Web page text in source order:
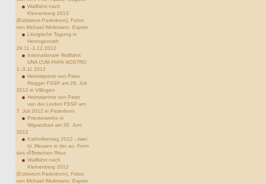
Wallfahrt nach
Kleinenberg 2013
(Erzbistum Paderborn), Fotos
von Michael Weikmann, Espeln
Liturgische Tagung in
Herzogenrath
28.11.-1.12.2012
Internationale Wallfahrt
UNA CUM PAPA NOSTRO
1.-3.11.2012
Heimatprimiz von Pater
Riegger FSSP am 29. Juli
2012 in Villingen
Heimatprimiz von Pater
van der Linden FSSP am
7. Juli 2012 in Paderborn
Priesterweihe in
Wigratzbad am 30. Juni
2012
Katholikentag 2012 - zwei
hl. Messen in der ao. Form
des rÃ¶mischen Ritus
Wallfahrt nach
Kleinenberg 2012
(Erzbistum Paderborn), Fotos
von Michael Weikmann, Espeln